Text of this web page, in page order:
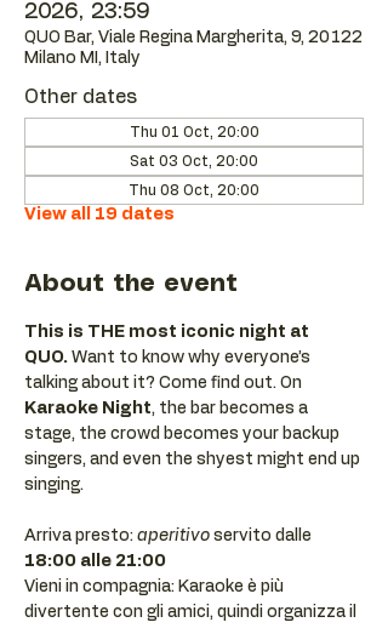
2026, 23:59
QUO Bar, Viale Regina Margherita, 9, 20122
Milano MI, Italy
Other dates
Thu 01 Oct, 20:00
Sat 03 Oct, 20:00
Thu 08 Oct, 20:00
View all 19 dates
About the event
This is THE most iconic night at
QUO. Want to know why everyone’s
talking about it? Come find out. On
Karaoke Night, the bar becomes a
stage, the crowd becomes your backup
singers, and even the shyest might end up
singing.
Arriva presto: aperitivo servito dalle
18:00 alle 21:00
Vieni in compagnia: Karaoke è più
divertente con gli amici, quindi organizza il